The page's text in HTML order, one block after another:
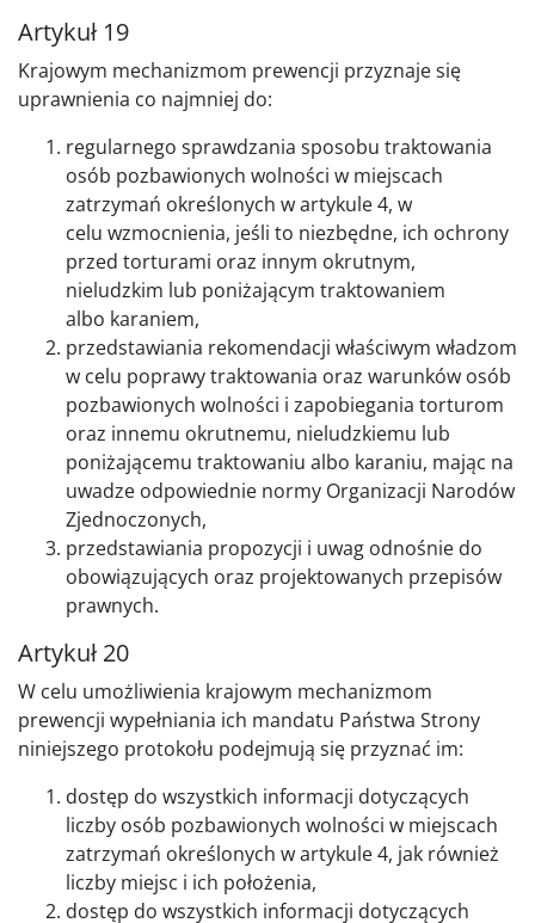
Artykuł 19
Krajowym mechanizmom prewencji przyznaje się
uprawnienia co najmniej do:
regularnego sprawdzania sposobu traktowania
osób pozbawionych wolności w miejscach
zatrzymań określonych w artykule 4, w
celu wzmocnienia, jeśli to niezbędne, ich ochrony
przed torturami oraz innym okrutnym,
nieludzkim lub poniżającym traktowaniem
albo karaniem,
przedstawiania rekomendacji właściwym władzom
w celu poprawy traktowania oraz warunków osób
pozbawionych wolności i zapobiegania torturom
oraz innemu okrutnemu, nieludzkiemu lub
poniżającemu traktowaniu albo karaniu, mając na
uwadze odpowiednie normy Organizacji Narodów
Zjednoczonych,
przedstawiania propozycji i uwag odnośnie do
obowiązujących oraz projektowanych przepisów
prawnych.
Artykuł 20
W celu umożliwienia krajowym mechanizmom
prewencji wypełniania ich mandatu Państwa Strony
niniejszego protokołu podejmują się przyznać im:
dostęp do wszystkich informacji dotyczących
liczby osób pozbawionych wolności w miejscach
zatrzymań określonych w artykule 4, jak również
liczby miejsc i ich położenia,
dostęp do wszystkich informacji dotyczących